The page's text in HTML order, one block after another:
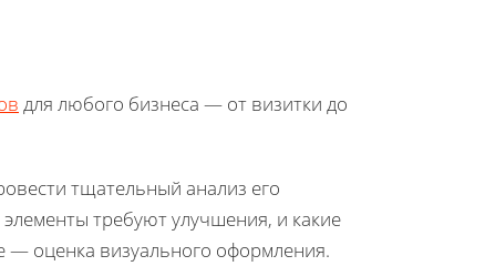
для любого бизнеса — от визитки до
тщательный анализ его
требуют улучшения, и какие
— оценка визуального оформления.